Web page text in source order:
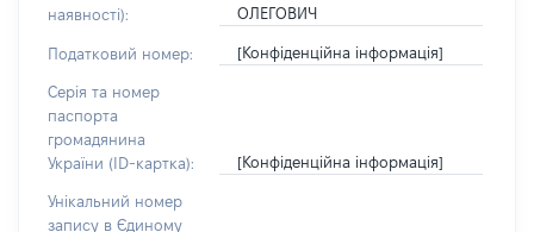
наявності):
ОЛЕГОВИЧ
Податковий номер: [Конфіденційна інформація]
Серія та номер
паспорта
громадянина
України (ID-картка):
[Конфіденційна інформація]
Унікальний номер
запису в Єдиному